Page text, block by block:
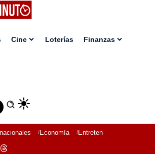
Cine Loterías Finanzas
Economía Entretenimiento